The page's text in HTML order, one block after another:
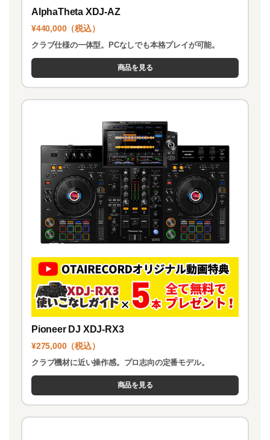
AlphaTheta XDJ-AZ
¥440,000（税込）
クラブ仕様の一体型。PCなしでも本格プレイが可能。
商品を見る
Pioneer DJ XDJ-RX3
¥275,000（税込）
クラブ機材に近い操作感。プロ志向の定番モデル。
商品を見る